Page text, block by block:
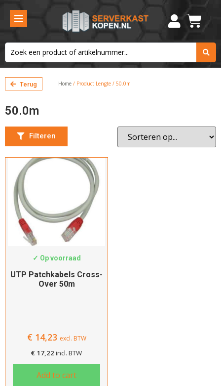
Terug Home / Product Lengte / 50.0m
50.0m
Filteren
UTP-C5-COGR50
✓ Op voorraad
UTP Patchkabels Cross-
Over 50m
€14,23 excl. BTW
€ 17,22 incl. BTW
Add to cart
Kleur
Grijs
Filteren